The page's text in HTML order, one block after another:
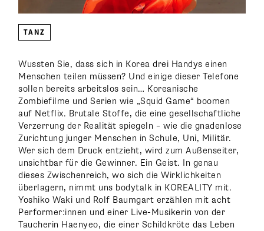
TANZ
Wussten Sie, dass sich in Korea drei Handys einen
Menschen teilen müssen? Und einige dieser Telefone
sollen bereits arbeitslos sein… Koreanische
Zombiefilme und Serien wie „Squid Game“ boomen
auf Netflix. Brutale Stoffe, die eine gesellschaftliche
Verzerrung der Realität spiegeln – wie die gnadenlose
Zurichtung junger Menschen in Schule, Uni, Militär.
Wer sich dem Druck entzieht, wird zum Außenseiter,
unsichtbar für die Gewinner. Ein Geist. In genau
dieses Zwischenreich, wo sich die Wirklichkeiten
überlagern, nimmt uns bodytalk in KOREALITY mit.
Yoshiko Waki und Rolf Baumgart erzählen mit acht
Performer:innen und einer Live-Musikerin von der
Taucherin Haenyeo, die einer Schildkröte das Leben